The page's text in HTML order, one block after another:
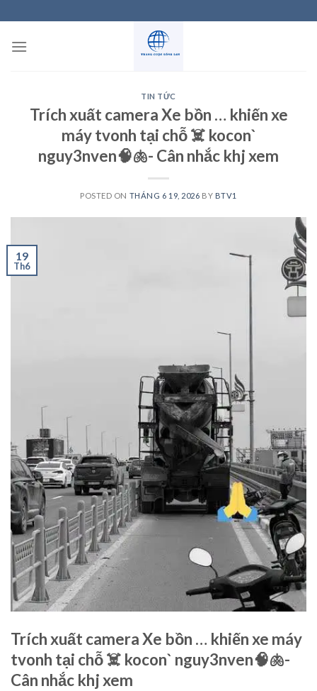
to
content
TIN TỨC
Trích xuất camera Xe bồn … khiến xe
máy tvonh tại chỗ ☠️ kocon`
nguy3nven🧠🫁- Cân nhắc khj xem
POSTED ON THÁNG 6 19, 2026 BY BTV1
19
Th6
Trích xuất camera Xe bồn … khiến xe máy
tvonh tại chỗ ☠️ kocon` nguy3nven🧠🫁-
Cân nhắc khj xem